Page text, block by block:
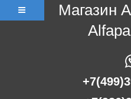
Магазин